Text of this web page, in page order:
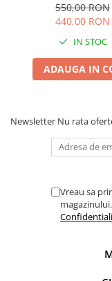
550,00 RON
440,00 RON
IN STOC
ADAUGA IN
Newsletter Nu rata
Vreau sa